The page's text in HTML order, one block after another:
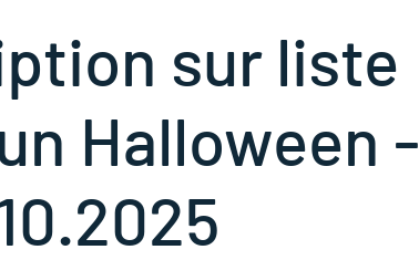
sur liste
Halloween -